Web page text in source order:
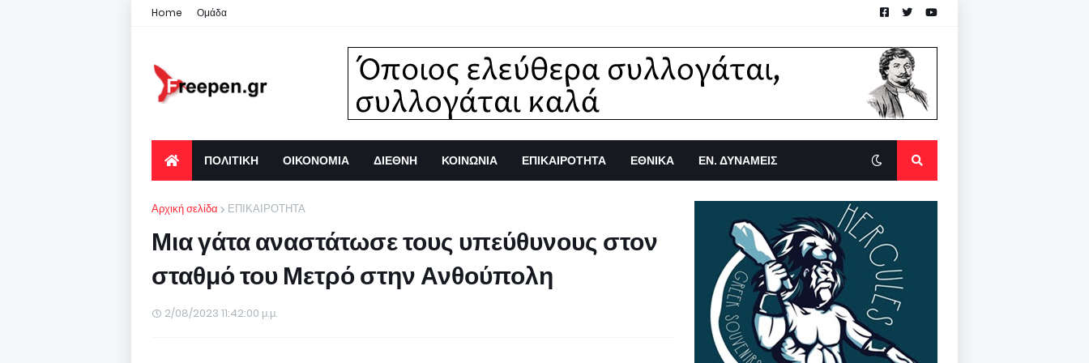
Home Ομάδα
ΠΟΛΙΤΙΚΗ ΟΙΚΟΝΟΜΙΑ ΔΙΕΘΝΗ ΚΟΙΝΩΝΙΑ ΕΠΙΚΑΙΡΟΤΗΤΑ ΕΘΝΙΚΑ ΕΝ. ΔΥΝΑΜΕΙΣ
Αρχική σελίδα ΕΠΙΚΑΙΡΟΤΗΤΑ
Μια γάτα αναστάτωσε τους υπεύθυνους στον
σταθμό του Μετρό στην Ανθούπολη
2/08/2023 11:42:00 μ.μ.